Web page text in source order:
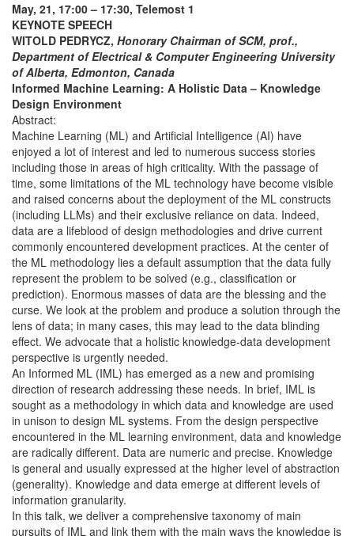
May, 21, 17:00 – 17:30, Telemost 1
KEYNOTE SPEECH
WITOLD PEDRYCZ, Honorary Chairman of SCM, prof.,
Department of Electrical & Computer Engineering University
of Alberta, Edmonton, Canada
Informed Machine Learning: A Holistic Data – Knowledge
Design Environment
Abstract:
Machine Learning (ML) and Artificial Intelligence (AI) have
enjoyed a lot of interest and led to numerous success stories
including those in areas of high criticality. With the passage of
time, some limitations of the ML technology have become visible
and raised concerns about the deployment of the ML constructs
(including LLMs) and their exclusive reliance on data. Indeed,
data are a lifeblood of design methodologies and drive current
commonly encountered development practices. At the center of
the ML methodology lies a default assumption that the data fully
represent the problem to be solved (e.g., classification or
prediction). Enormous masses of data are the blessing and the
curse. We look at the problem and produce a solution through the
lens of data; in many cases, this may lead to the data blinding
effect. We advocate that a holistic knowledge-data development
perspective is urgently needed.
An Informed ML (IML) has emerged as a new and promising
direction of research addressing these needs. In brief, IML is
sought as a methodology in which data and knowledge are used
in unison to design ML systems. From the design perspective
encountered in the ML learning environment, data and knowledge
are radically different. Data are numeric and precise. Knowledge
is general and usually expressed at the higher level of abstraction
(generality). Knowledge and data emerge at different levels of
information granularity.
In this talk, we deliver a comprehensive taxonomy of main
pursuits of IML and link them with the main ways the knowledge is